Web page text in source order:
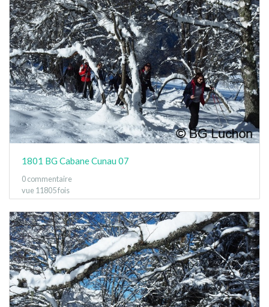
1801 BG Cabane Cunau 07
0 commentaire
vue 11805 fois